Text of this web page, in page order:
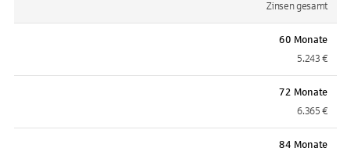
Zinsen gesamt
60 Monate
5.243 €
72 Monate
6.365 €
84 Monate